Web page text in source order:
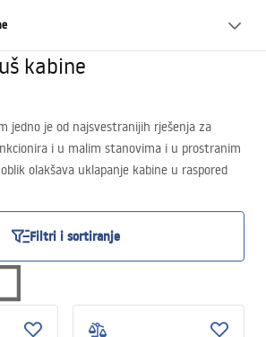
kabine
jedno je od najsvestranijih rješenja za
i u malim stanovima i u prostranim
olakšava uklapanje kabine u raspored
s odvodom.
se bira kada su prioritet funkcionalnost,
svakodnevna udobnost, bez potrebe za
poda.
Filtri i sortiranje